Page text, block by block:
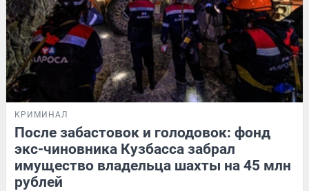
КРИМИНАЛ
После забастовок и голодовок: фонд
экс-чиновника Кузбасса забрал
имущество владельца шахты на 45 млн
рублей